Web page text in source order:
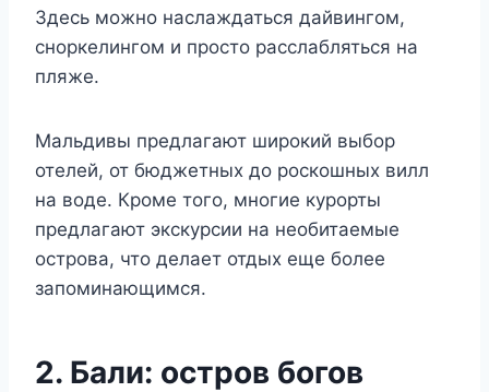
Здесь можно наслаждаться дайвингом,
сноркелингом и просто расслабляться на
пляже.
Мальдивы предлагают широкий выбор
отелей, от бюджетных до роскошных вилл
на воде. Кроме того, многие курорты
предлагают экскурсии на необитаемые
острова, что делает отдых еще более
запоминающимся.
2. Бали: остров богов